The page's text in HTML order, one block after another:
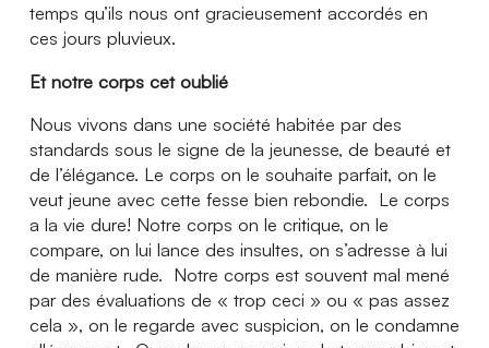
temps qu’ils nous ont gracieusement accordés en
ces jours pluvieux.
Et notre corps cet oublié
Nous vivons dans une société habitée par des
standards sous le signe de la jeunesse, de beauté et
de l’élégance. Le corps on le souhaite parfait, on le
veut jeune avec cette fesse bien rebondie. Le corps
a la vie dure! Notre corps on le critique, on le
compare, on lui lance des insultes, on s’adresse à lui
de manière rude. Notre corps est souvent mal mené
par des évaluations de « trop ceci » ou « pas assez
cela », on le regarde avec suspicion, on le condamne